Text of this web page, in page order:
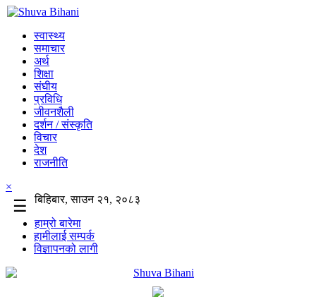
स्वास्थ्य
समाचार
अर्थ
शिक्षा
संघीय
प्रविधि
जीवनशैली
दर्शन / संस्कृति
विचार
देश
राजनीति
×
☰
बिहिबार, साउन २१, २०८३
हाम्रो बारेमा
हामीलाई सम्पर्क
विज्ञापनको लागी